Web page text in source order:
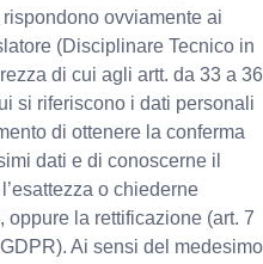
ovviamente ai
(Disciplinare Tecnico in
di cui agli artt. da 33 a 36
si riferiscono i dati personali
di ottenere la conferma
dati e di conoscerne il
o chiederne
oppure la rettificazione (art. 7
Ai sensi del medesimo